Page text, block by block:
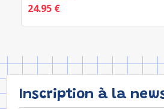
24.95 €
Inscription à la